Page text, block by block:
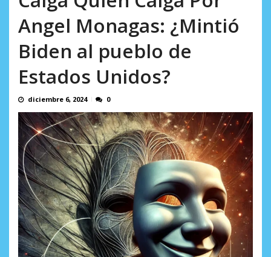
Angel Monagas: ¿Mintió
Biden al pueblo de
Estados Unidos?
diciembre 6, 2024 0